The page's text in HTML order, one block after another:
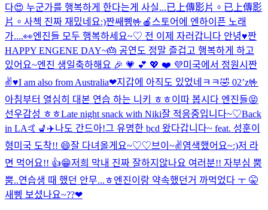
다😍 누군가를 행복하게 한다는게 사실...已上傳影片。 已上傳影
片。 사첵 진짜 재밌네요:)짠쌔삥🤟 🍎스토어에 엔하이픈 노래
가....👀엔진들 모두 행복하세요~♡ 전 이제 자러갑니다 안녕♥️짠
HAPPY ENGENE DAY~🎂 공연도 정말 즐겁고 행복하게 하고
있어요~엔진 생일축하해요 🎉 💗 💕 💖 ❤️ 💜미국에서 정원시 짠
✌️♥️I am also from Australia❤︎지갑에 아직도 있었네ㅋㅋ🤣 02’z🤟
아침부터 열심히 대본 연습 하는 니키 ㅎㅎ이따 봅시다 엔진들😝
선우감성 ㅎㅎLate night snack with Niki잘 적응중입니다~♡Back
in LA🤙 💺✈️나도 간드아!그 유명한 bcd 왔다갑니다~ feat. 성훈이
형미국 도착!! 😄잘 다녀올게요~♡♡브이~✌️염색했어요~:)저 라
면 먹어요!! 👍😁저희 막내 진짜 잘하지않나요 여러분!! 자부심 뿜
뿜..연습생 때 했던 안무...ㅎ엔진이랑 약속했던거 까먹었다 ㅜ 🤫
새삥 보셨나요~??❤︎